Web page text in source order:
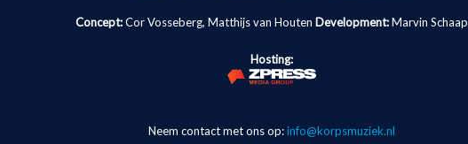
Concept:Cor Vosseberg, Matthijs van Houten Development:Marvin Schaap
Hosting:
Neem contact met ons op:info@korpsmuziek.nl